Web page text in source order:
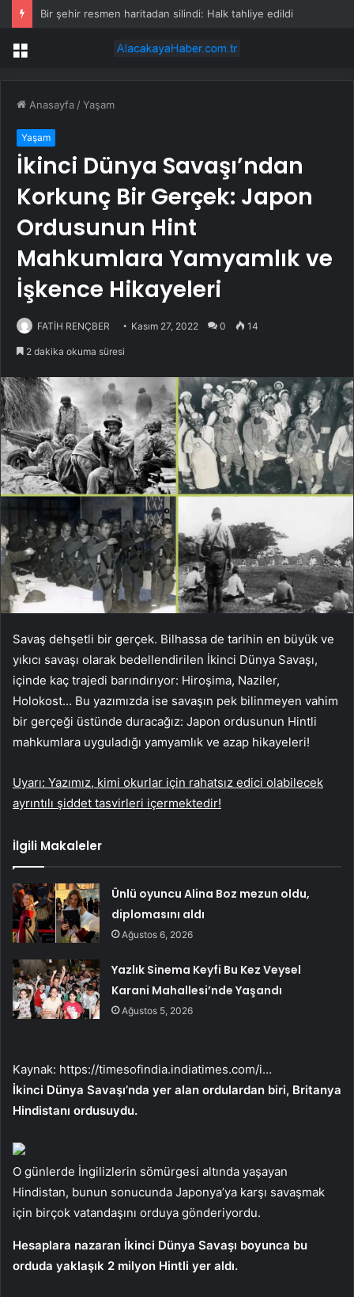
Bir şehir resmen haritadan silindi: Halk tahliye edildi
Menü
Anasayfa /Yaşam
Yaşam
İkinci Dünya Savaşı’ndan
Korkunç Bir Gerçek: Japon
Ordusunun Hint
Mahkumlara Yamyamlık ve
İşkence Hikayeleri
FATİH RENÇBER Kasım 27, 2022 0 14
2 dakika okuma süresi
Savaş dehşetli bir gerçek. Bilhassa de tarihin en büyük ve
yıkıcı savaşı olarak bedellendirilen İkinci Dünya Savaşı,
içinde kaç trajedi barındırıyor: Hiroşima, Naziler,
Holokost… Bu yazımızda ise savaşın pek bilinmeyen vahim
bir gerçeği üstünde duracağız: Japon ordusunun Hintli
mahkumlara uyguladığı yamyamlık ve azap hikayeleri!
Uyarı: Yazımız, kimi okurlar için rahatsız edici olabilecek
ayrıntılı şiddet tasvirleri içermektedir!
İlgili Makaleler
Ünlü oyuncu Alina Boz mezun oldu,
diplomasını aldı
Ağustos 6, 2026
Yazlık Sinema Keyfi Bu Kez Veysel
Karani Mahallesi’nde Yaşandı
Ağustos 5, 2026
Kaynak: https://timesofindia.indiatimes.com/i…
İkinci Dünya Savaşı’nda yer alan ordulardan biri, Britanya
Hindistanı ordusuydu.
O günlerde İngilizlerin sömürgesi altında yaşayan
Hindistan, bunun sonucunda Japonya’ya karşı savaşmak
için birçok vatandaşını orduya gönderiyordu.
Hesaplara nazaran İkinci Dünya Savaşı boyunca bu
orduda yaklaşık 2 milyon Hintli yer aldı.